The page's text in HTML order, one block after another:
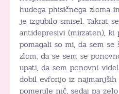
hudega phisičnega zloma
je izgubilo smisel. Takrat
antidepresivi (mirzaten), ki
pomagali so mi, da sem
zlom, da se sem se
upati, da sem ponovni
dobil evforijo iz
pomenile nič, sedaj pa